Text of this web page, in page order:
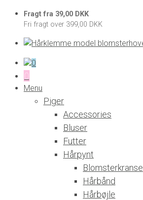
Fragt fra 39,00 DKK
Fri fragt over 399,00 DKK
0
0
Menu
Piger
Accessories
Bluser
Futter
Hårpynt
Blomsterkranse
Hårbånd
Hårbøjle